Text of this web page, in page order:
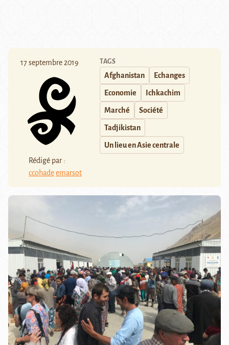
17 septembre 2019
Rédigé par :
ccohadeemarsot
TAGS
Afghanistan Echanges
Economie Ichkachim
Marché Société
Tadjikistan
Un lieu en Asie centrale